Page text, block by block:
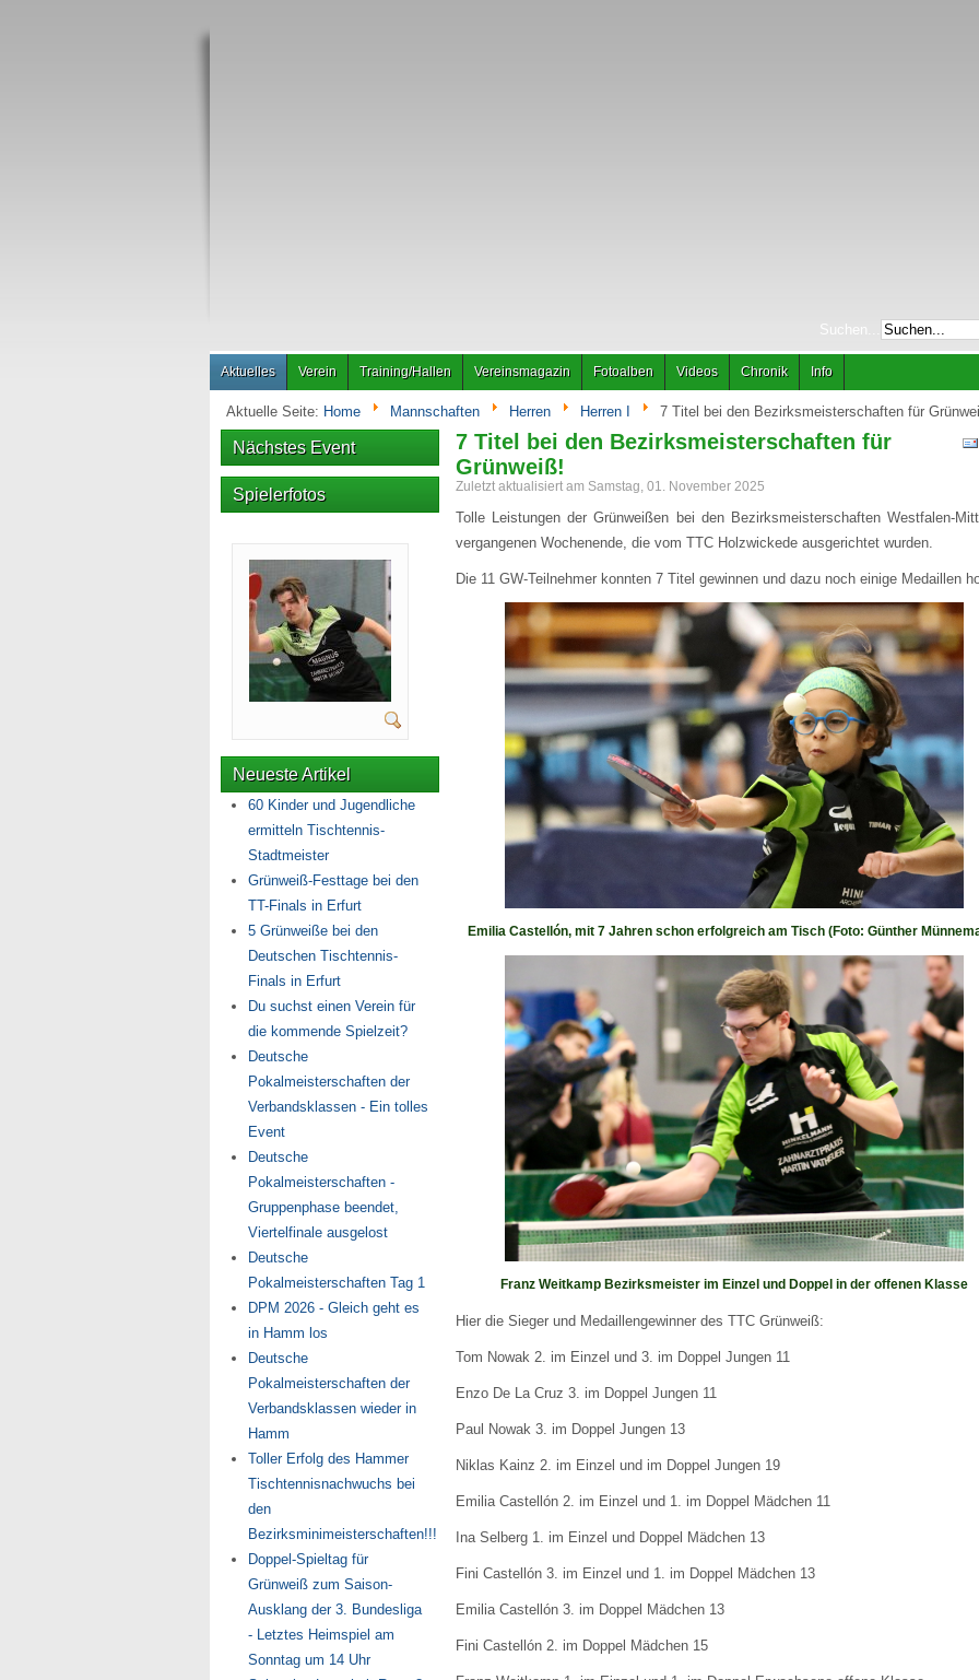
Suchen...
Aktuelles Verein Training/Hallen Vereinsmagazin Fotoalben Videos Chronik Info
Aktuelle Seite: Home Mannschaften Herren Herren I 7 Titel bei den Bezirksmeisterschaften für
7 Titel bei den Bezirksmeisterschaften für
Grünweiß!
Zuletzt aktualisiert am Samstag, 01. November 2025
Tolle Leistungen der Grünweißen bei den Bezirksmeisterschaften Westfalen-
vergangenen Wochenende, die vom TTC Holzwickede ausgerichtet wurden.
Die 11 GW-Teilnehmer konnten 7 Titel gewinnen und dazu noch einige Medaillen
Emilia Castellón, mit 7 Jahren schon erfolgreich am Tisch (Foto: Günther
Franz Weitkamp Bezirksmeister im Einzel und Doppel in der offenen Klasse
Hier die Sieger und Medaillengewinner des TTC Grünweiß:
Tom Nowak 2. im Einzel und 3. im Doppel Jungen 11
Enzo De La Cruz 3. im Doppel Jungen 11
Paul Nowak 3. im Doppel Jungen 13
Niklas Kainz 2. im Einzel und im Doppel Jungen 19
Emilia Castellón 2. im Einzel und 1. im Doppel Mädchen 11
Ina Selberg 1. im Einzel und Doppel Mädchen 13
Fini Castellón 3. im Einzel und 1. im Doppel Mädchen 13
Emilia Castellón 3. im Doppel Mädchen 13
Fini Castellón 2. im Doppel Mädchen 15
Nächstes Event
Spielerfotos
Neueste Artikel
60 Kinder und Jugendliche
ermitteln Tischtennis-
Stadtmeister
Grünweiß-Festtage bei den
TT-Finals in Erfurt
5 Grünweiße bei den
Deutschen Tischtennis-
Finals in Erfurt
Du suchst einen Verein für
die kommende Spielzeit?
Deutsche
Pokalmeisterschaften der
Verbandsklassen - Ein tolles
Event
Deutsche
Pokalmeisterschaften -
Gruppenphase beendet,
Viertelfinale ausgelost
Deutsche
Pokalmeisterschaften Tag 1
DPM 2026 - Gleich geht es
in Hamm los
Deutsche
Pokalmeisterschaften der
Verbandsklassen wieder in
Hamm
Toller Erfolg des Hammer
Tischtennisnachwuchs bei
den
Bezirksminimeisterschaften!!!
Doppel-Spieltag für
Grünweiß zum Saison-
Ausklang der 3. Bundesliga
- Letztes Heimspiel am
Sonntag um 14 Uhr